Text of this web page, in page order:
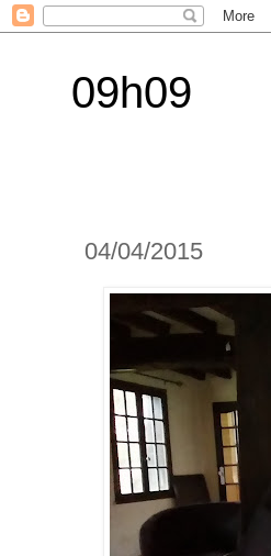
09h09
04/04/2015